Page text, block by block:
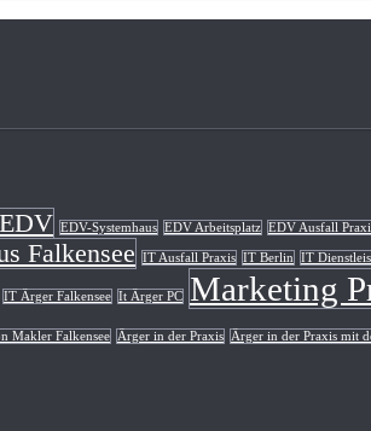
EDV EDV-Systemhaus EDV Arbeitsplatz EDV Ausfall
Falkensee IT Ausfall Praxis IT Berlin IT
IT Ärger Falkensee It Ärger PC Marketing
Makler Falkensee Ärger in der Praxis Ärger in der Praxis mit